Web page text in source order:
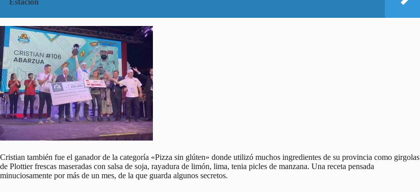
Estación
Cristian también fue el ganador de la categoría «Pizza sin glúten» donde utilizó muchos ingredientes de su provincia como girgolas
de Plottier frescas maseradas con salsa de soja, rayadura de limón, lima, tenia picles de manzana. Una receta pensada
minuciosamente por más de un mes, de la que guarda algunos secretos.